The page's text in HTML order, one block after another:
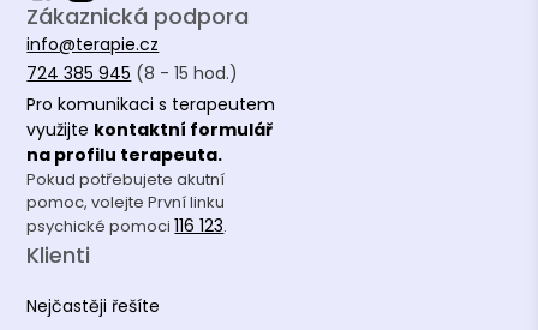
Zákaznická podpora
info@terapie.cz
724 385 945 (8 - 15 hod.)
Pro komunikaci s terapeutem
využijte kontaktní formulář
na profilu terapeuta.
Pokud potřebujete akutní
pomoc, volejte První linku
psychické pomoci116 123.
Klienti
Nejčastěji řešíte